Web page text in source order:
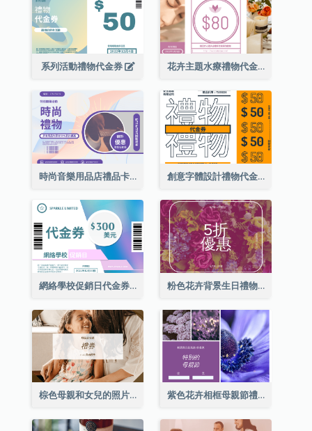
系列活動禮物代金券 花卉主題水療禮物代金券
時尚音樂用品店禮品卡 創意字體設計禮物代金券
網絡學校促銷日代金券 粉色花卉背景生日禮物卡
棕色母親和女兒的照片母親節的禮品卡 紫色花卉相框母親節禮品卡